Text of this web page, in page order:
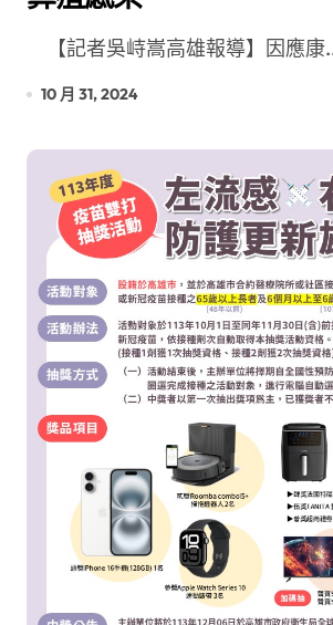
【記者吳峙嵩高雄報導】因應康
10 月 31, 2024